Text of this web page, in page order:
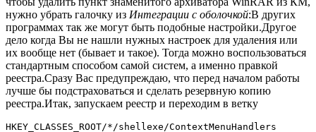
нужно убрать галочку из Интеграции с оболочкой:В других
программах так же могут быть подобные настройки.Другое
дело когда Вы не нашли нужных настроек для удаления или
их вообще нет (бывает и такое). Тогда можно воспользоваться
стандартным способом самой систем, а именно правкой
реестра.Сразу Вас предупреждаю, что перед началом работы
лучше бы подстраховаться и сделать резервную копию
реестра.Итак, запускаем реестр и переходим в ветку
HKEY_CLASSES_ROOT/*/shellexe/ContextMenuHandlers